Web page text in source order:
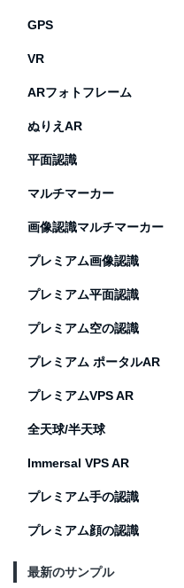
GPS
VR
ARフォトフレーム
ぬりえAR
平面認識
マルチマーカー
画像認識マルチマーカー
プレミアム画像認識
プレミアム平面認識
プレミアム空の認識
プレミアム ポータルAR
プレミアムVPS AR
全天球/半天球
Immersal VPS AR
プレミアム手の認識
プレミアム顔の認識
最新のサンプル